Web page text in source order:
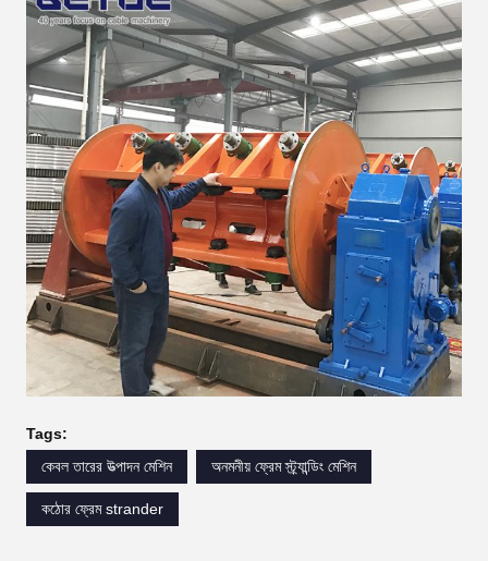
Tags:
কেবল তারের উত্পাদন মেশিন
অনমনীয় ফ্রেম স্ট্র্যান্ডিং মেশিন
কঠোর ফ্রেম strander